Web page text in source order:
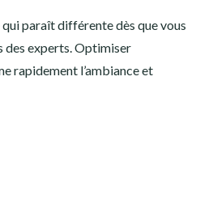
paraît différente dès que vous
des experts. Optimiser
rapidement l’ambiance et